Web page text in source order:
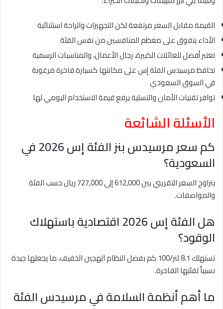
القيمة مقابل السعر مرتفعة لكن التجهيزات والراحة استثنائية
الأداء يتفوق على معظم المنافسين من نفس الفئة
تعتبر أفضل للعائلات الكبيرة، رجال الأعمال، والمناسبات الرسمية
تحافظ مرسيدس الفئة إس على مكانتها كسيارة فاخرة مرغوبة
في السوق السعودي
توافر تقنيات الأمان والتسلية يرفع قيمة الاستخدام اليومي لها
الأسئلة الشائعة
كم سعر مرسيدس بنز الفئة إس 2026 في
السعودية؟
يتراوح السعر التقريبي بين 612,000 إلى 727,000 ريال حسب الفئة
والمواصفات.
هل الفئة إس 2026 اقتصادية باستهلاك
الوقود؟
تستهلك 8.1 لتر/100 كم بفضل النظام الهجين الخفيف، ما يجعلها جيدة
نسبياً لفئتها الفاخرة.
ما أهم أنظمة السلامة في مرسيدس الفئة